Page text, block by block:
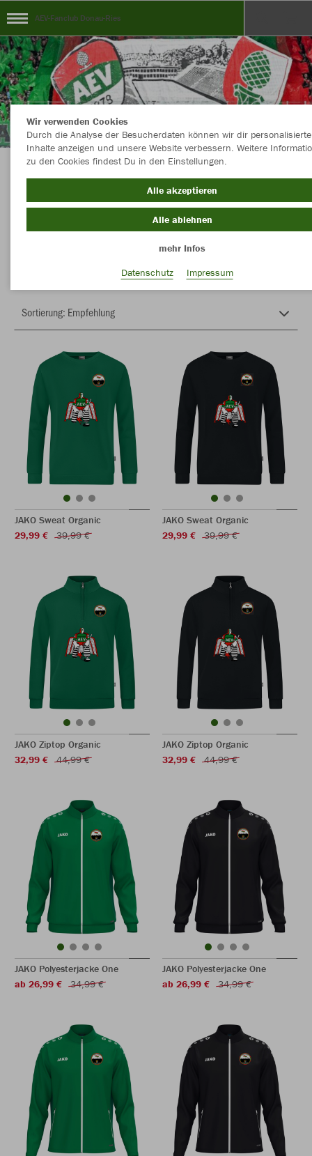
AEV-Fanclub Donau-Ries
Herzlich Willkommen im Teamshop AEV-
Fanclub Donau-Ries
JAKO Sweat Organic
29,99 €
39,99 €
JAKO Sweat Organic
29,99 €
39,99 €
JAKO Ziptop Organic
32,99 €
44,99 €
JAKO Ziptop Organic
32,99 €
44,99 €
JAKO Polyesterjacke One
ab 26,99 €
34,99 €
JAKO Polyesterjacke One
ab 26,99 €
34,99 €
Wir verwenden Cookies
Durch die Analyse der Besucherdaten können wir dir personalisierte
Inhalte anzeigen und unsere Website verbessern. Weitere
zu den Cookies findest Du in den Einstellungen.
Alle akzeptieren
Alle ablehnen
mehr Infos
Datenschutz
Impressum